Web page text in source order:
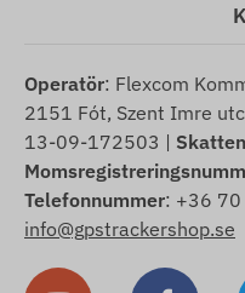
Operatör: Flexcom
2151 Fót, Szent Imre
13-09-172503 |
Telefonnummer: +36
info@gpstrackershop.se